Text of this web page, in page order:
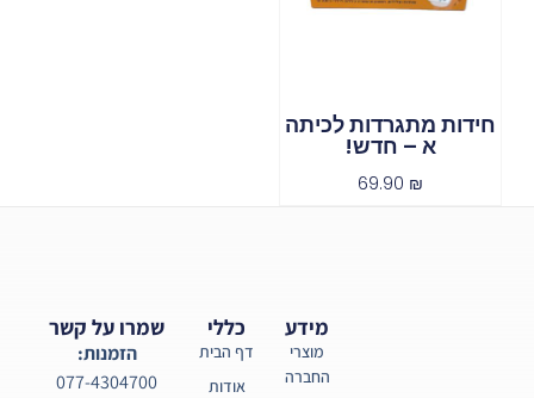
חידות מתגרדות לכיתה
א – חדש!
69.90 ₪
כללי
דף הבית
אודות
מידע
מוצרי
החברה
שמרו על קשר
הזמנות:
077-4304700